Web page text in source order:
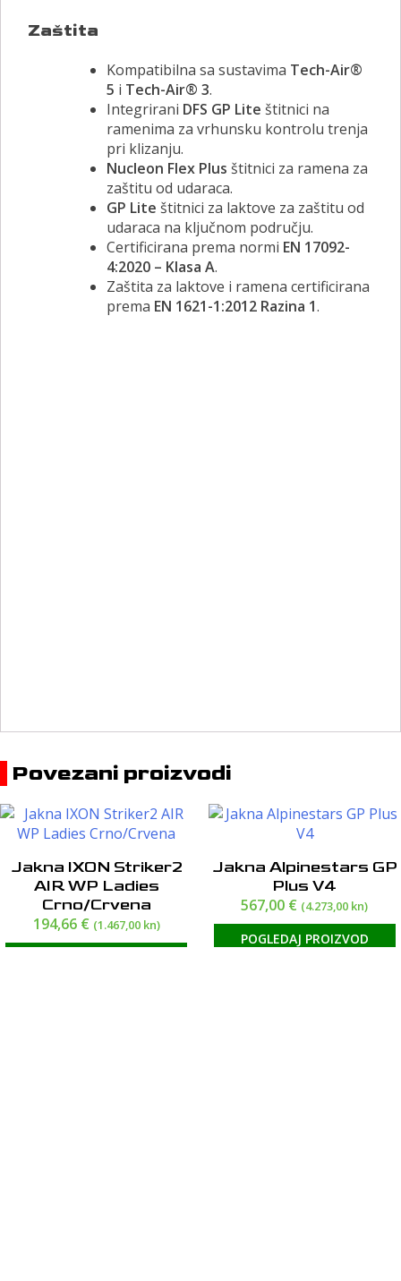
Zaštita
Kompatibilna sa sustavima Tech-Air®
5 i Tech-Air® 3.
Integrirani DFS GP Lite štitnici na
ramenima za vrhunsku kontrolu trenja
pri klizanju.
Nucleon Flex Plus štitnici za ramena za
zaštitu od udaraca.
GP Lite štitnici za laktove za zaštitu od
udaraca na ključnom području.
Certificirana prema normi EN 17092-
4:2020 – Klasa A.
Zaštita za laktove i ramena certificirana
prema EN 1621-1:2012 Razina 1.
Povezani proizvodi
Jakna IXON Striker2
AIR WP Ladies
Crno/Crvena
194,66 € (1.467,00 kn)
Jakna Alpinestars GP
Plus V4
567,00 € (4.273,00 kn)
POGLEDAJ PROIZVOD